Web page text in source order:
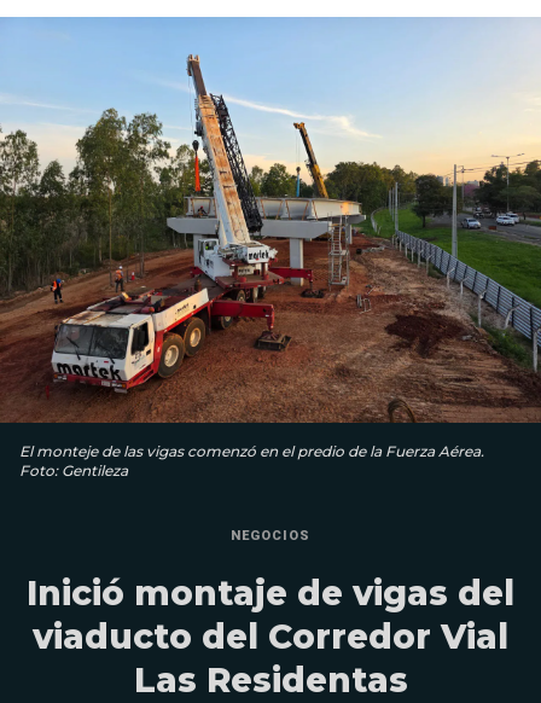
El monteje de las vigas comenzó en el predio de la Fuerza Aérea.
Foto: Gentileza
NEGOCIOS
Inició montaje de vigas del
viaducto del Corredor Vial
Las Residentas